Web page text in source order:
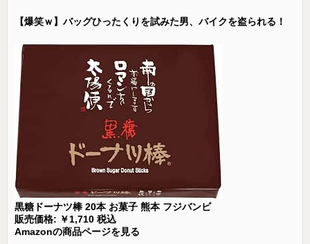
【爆笑ｗ】バッグひったくりを試みた男、バイクを盗られる！
黒糖ドーナツ棒 20本 お菓子 熊本 フジバンビ
販売価格: ￥1,710 税込
Amazonの商品ページを見る